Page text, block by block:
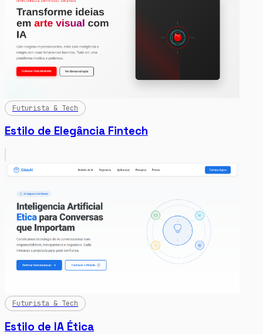
Futurista & Tech
Estilo de Elegância Fintech
Futurista & Tech
Estilo de IA Ética